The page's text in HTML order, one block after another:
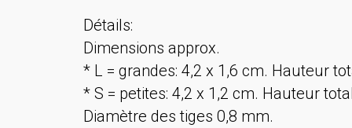
Détails:
Dimensions approx.
* L = grandes: 4,2 x 1,6 cm. Hauteur
* S = petites: 4,2 x 1,2 cm. Hauteur
Diamètre des tiges 0,8 mm.